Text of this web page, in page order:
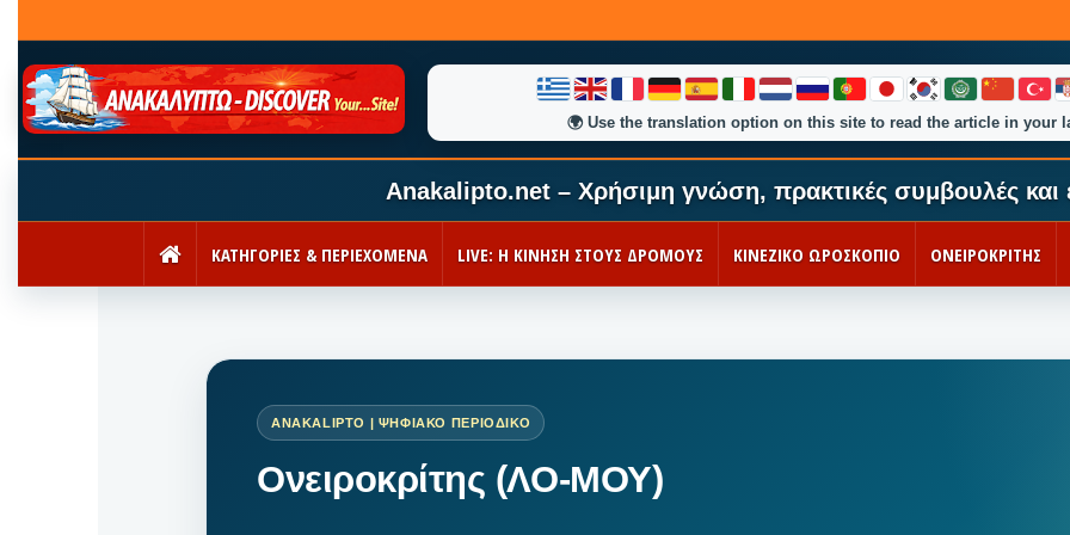
🌍Use the translation option on this site to read the article in your
Anakalipto.net – Χρήσιμη γνώση, πρακτικές συμβουλές και
ΑΡΧΙΚΉΚΑΤΗΓΟΡΙΕΣ & ΠΕΡΙΕΧΟΜΕΝΑ LIVE: Η ΚΙΝΗΣΗ ΣΤΟΥΣ ΔΡΟΜΟΥΣ ΚΙΝΕΖΙΚΟ ΩΡΟΣΚΟΠΙΟ ΟΝΕΙΡΟΚΡΙΤΗΣ
Ονειροκρίτης (ΛΟ-ΜΟΥ)